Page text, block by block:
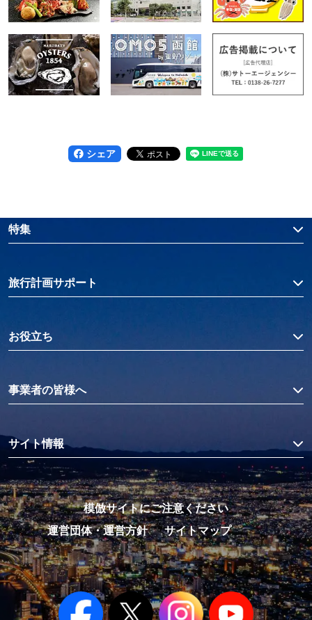
シェア
特集
旅行計画サポート
お役立ち
事業者の皆様へ
サイト情報
模倣サイトにご注意ください
運営団体・運営方針
サイトマップ